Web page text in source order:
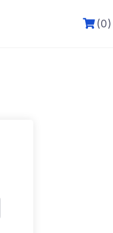
(0)